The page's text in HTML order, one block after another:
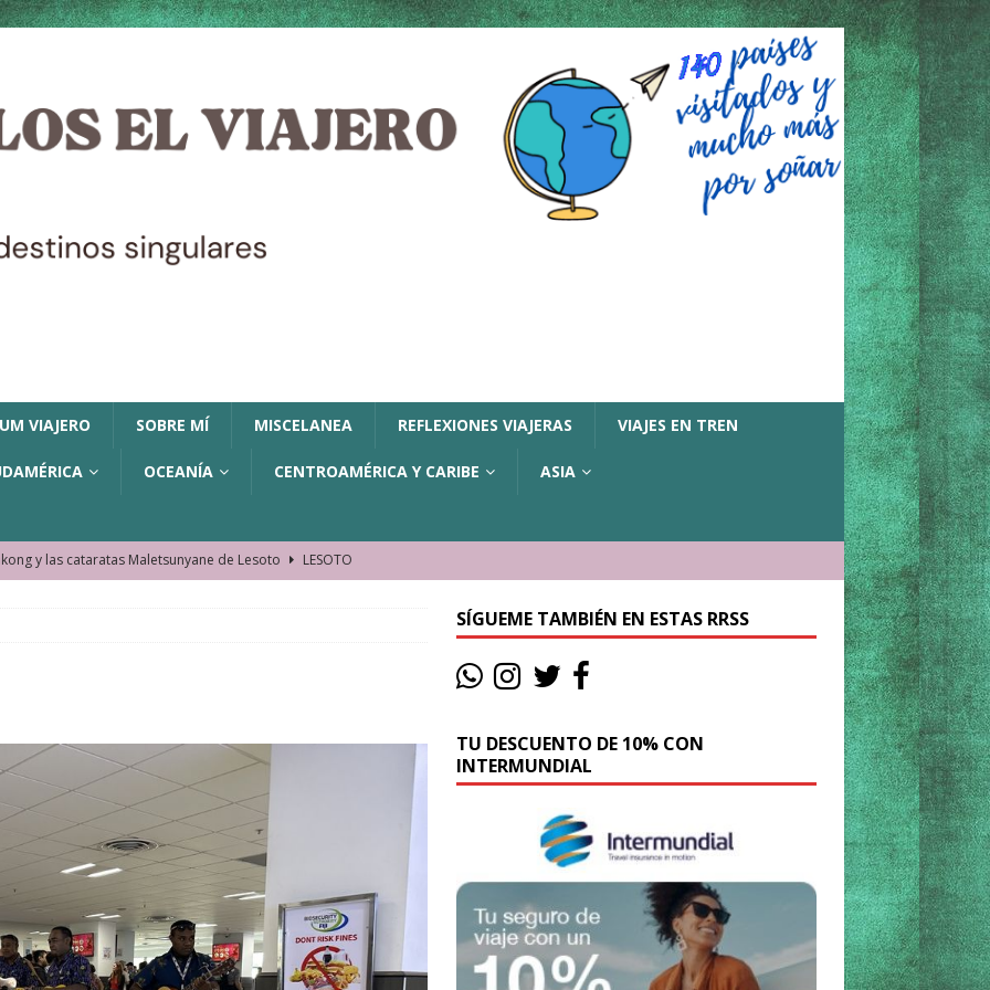
VIAJERO SOBRE MÍ MISCELANEA REFLEXIONES VIAJERAS VIAJES EN TREN
OCEANÍA CENTROAMÉRICA Y CARIBE ASIA
y las cataratas Maletsunyane de Lesoto
LESOTO
La historia de la misteriosa avioneta de la playa
JAMAICA
moverse en Seychelles de manera sostenible
Manama. La capital de Baréin
BARÉIN
El barrio más castizo de Malabo GUINEA ECUATORIAL
SÍGUEME TAMBIÉN EN ESTAS RRSS
TU DESCUENTO DE 10% CON
INTERMUNDIAL